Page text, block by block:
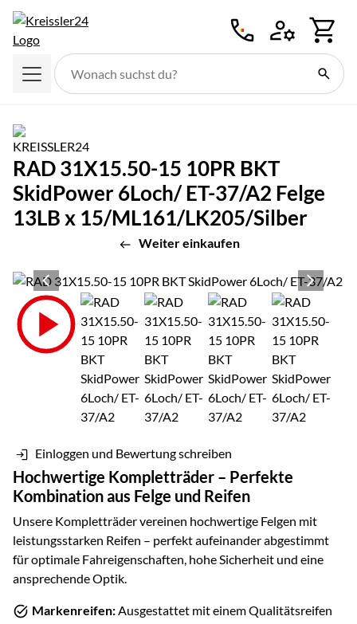
RAD 31X15.50-15 10PR BKT
SkidPower 6Loch/ ET-37/A2 Felge
13LB x 15/ML161/LK205/Silber
Weiter einkaufen
Produktgalerie
Zur Kaufbox springen
Einloggen und Bewertung schreiben
Hochwertige Kompletträder – Perfekte
Kombination aus Felge und Reifen
Unsere Kompletträder vereinen hochwertige Felgen mit
leistungsstarken Reifen – perfekt aufeinander abgestimmt
für optimale Fahreigenschaften, hohe Sicherheit und eine
ansprechende Optik.
Markenreifen:Ausgestattet mit einem Qualitätsreifen